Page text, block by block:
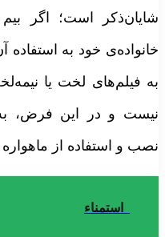
است؛ اگر
خود به استفاده
فیلم‌های لخت یا
و در این فرض،
و استفاده از ماهواره
استمناء